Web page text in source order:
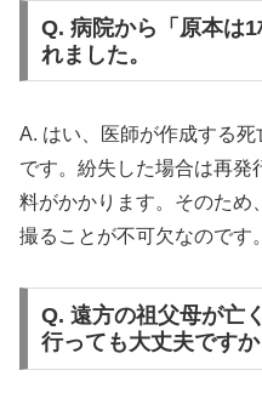
Q. 病院から「原本は
れました。
A. はい、医師が作成する
です。紛失した場合は再発
料がかかります。そのため
撮ることが不可欠なのです。
Q. 遠方の祖父母が亡
行っても大丈夫ですか